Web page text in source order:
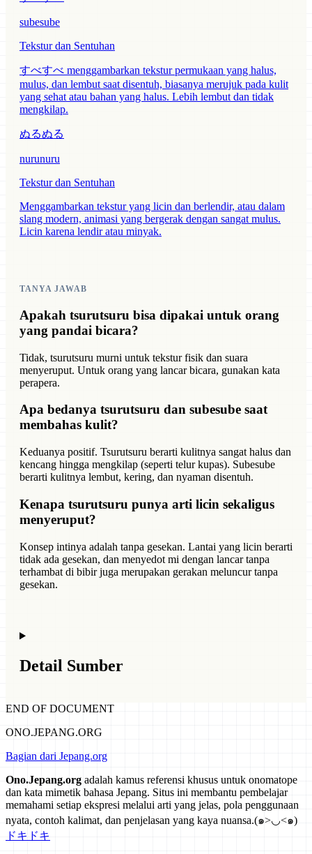
subesube
Tekstur dan Sentuhan
すべすべ menggambarkan tekstur permukaan yang halus,
mulus, dan lembut saat disentuh, biasanya merujuk pada kulit
yang sehat atau bahan yang halus. Lebih lembut dan tidak
mengkilap.
ぬるぬる
nurunuru
Tekstur dan Sentuhan
Menggambarkan tekstur yang licin dan berlendir, atau dalam
slang modern, animasi yang bergerak dengan sangat mulus.
Licin karena lendir atau minyak.
TANYA JAWAB
Apakah tsurutsuru bisa dipakai untuk orang
yang pandai bicara?
Tidak, tsurutsuru murni untuk tekstur fisik dan suara
menyeruput. Untuk orang yang lancar bicara, gunakan kata
perapera.
Apa bedanya tsurutsuru dan subesube saat
membahas kulit?
Keduanya positif. Tsurutsuru berarti kulitnya sangat halus dan
kencang hingga mengkilap (seperti telur kupas). Subesube
berarti kulitnya lembut, kering, dan nyaman disentuh.
Kenapa tsurutsuru punya arti licin sekaligus
menyeruput?
Konsep intinya adalah tanpa gesekan. Lantai yang licin berarti
tidak ada gesekan, dan menyedot mi dengan lancar tanpa
terhambat di bibir juga merupakan gerakan meluncur tanpa
gesekan.
Detail Sumber
END OF DOCUMENT
ONO.JEPANG.ORG
Bagian dari Jepang.org
Ono.Jepang.org adalah kamus referensi khusus untuk onomatope
dan kata mimetik bahasa Jepang. Situs ini membantu pembelajar
memahami setiap ekspresi melalui arti yang jelas, pola penggunaan
nyata, contoh kalimat, dan penjelasan yang kaya nuansa.(๑>◡<๑)
ドキドキ